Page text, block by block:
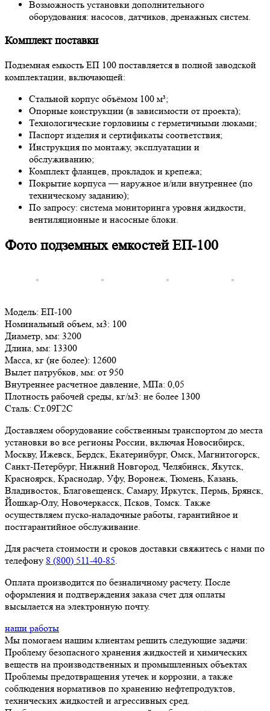
Возможность установки дополнительного
оборудования: насосов, датчиков, дренажных систем.
Комплект поставки
Подземная емкость ЕП 100 поставляется в полной заводской
комплектации, включающей:
Стальной корпус объёмом 100 м³;
Опорные конструкции (в зависимости от проекта);
Технологические горловины с герметичными люками;
Паспорт изделия и сертификаты соответствия;
Инструкция по монтажу, эксплуатации и
обслуживанию;
Комплект фланцев, прокладок и крепежа;
Покрытие корпуса — наружное и/или внутреннее (по
техническому заданию);
По запросу: система мониторинга уровня жидкости,
вентиляционные и насосные блоки.
Фото подземных емкостей ЕП-100
Модель: ЕП-100
Номинальный объем, м3: 100
Диаметр, мм: 3200
Длина, мм: 13300
Масса, кг (не более): 12600
Вылет патрубков, мм: от 950
Внутреннее расчетное давление, МПа: 0,05
Плотность рабочей среды, кг/м3: не более 1300
Сталь: Ст.09Г2С
Доставляем оборудование собственным транспортом до места
установки во все регионы России, включая Новосибирск,
Москву, Ижевск, Бердск, Екатеринбург, Омск, Магнитогорск,
Санкт-Петербург, Нижний Новгород, Челябинск, Якутск,
Красноярск, Краснодар, Уфу, Воронеж, Тюмень, Казань,
Владивосток, Благовещенск, Самару, Иркутск, Пермь, Брянск,
Йошкар-Олу, Новочеркасск, Псков, Томск. Также
осуществляем пуско-наладочные работы, гарантийное и
постгарантийное обслуживание.
Для расчета стоимости и сроков доставки свяжитесь с нами по
телефону 8 (800) 511-40-85.
Оплата производится по безналичному расчету. После
оформления и подтверждения заказа счет для оплаты
высылается на электронную почту.
наши работы
Мы помогаем нашим клиентам решить следующие задачи:
Проблему безопасного хранения жидкостей и химических
веществ на производственных и промышленных объектах
Проблемы предотвращения утечек и коррозии, а также
соблюдения нормативов по хранению нефтепродуктов,
технических жидкостей и агрессивных сред.